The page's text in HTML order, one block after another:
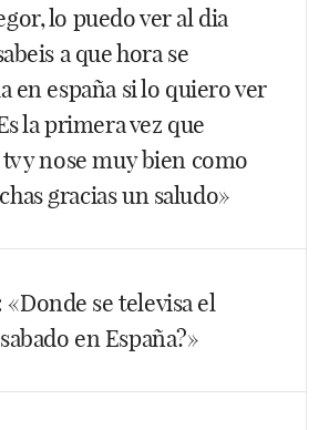
las contesto vía mail. A ver,
el sábado, se hará de noche y
Pues a las 4 de la mañana
tendría que empezar la cartelera
5 combates. Eso quiere decir que
de la madrugada del domingo
para el Khabib vs McGregor.
WhatsApp
lo puedo ver al dia
a que hora se
en españa si lo quiero ver
la primera vez que
y nose muy bien como
gracias un saludo»
desde que acaba). En directo,
las 5:30/5:45 de la mañana yo
«Donde se televisa el
en España?»